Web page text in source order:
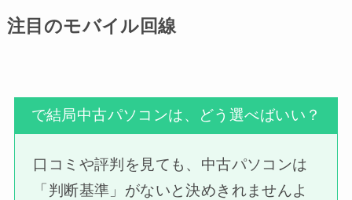
注目のモバイル回線
で結局中古パソコンは、どう選べばいい？
口コミや評判を見ても、中古パソコンは
「判断基準」がないと決めきれませんよ